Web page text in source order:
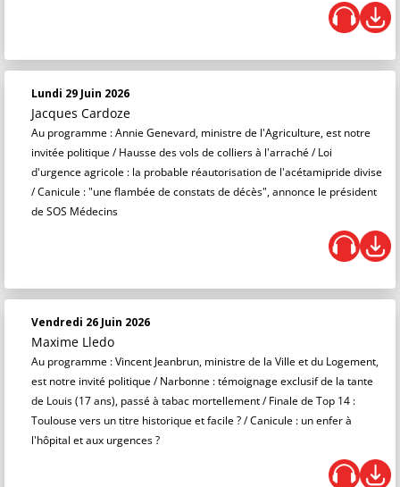
Lundi 29 Juin 2026
Jacques Cardoze
Au programme : Annie Genevard, ministre de l'Agriculture, est notre
invitée politique / Hausse des vols de colliers à l'arraché / Loi
d'urgence agricole : la probable réautorisation de l'acétamipride divise
/ Canicule : "une flambée de constats de décès", annonce le président
de SOS Médecins
Vendredi 26 Juin 2026
Maxime Lledo
Au programme : Vincent Jeanbrun, ministre de la Ville et du Logement,
est notre invité politique / Narbonne : témoignage exclusif de la tante
de Louis (17 ans), passé à tabac mortellement / Finale de Top 14 :
Toulouse vers un titre historique et facile ? / Canicule : un enfer à
l'hôpital et aux urgences ?